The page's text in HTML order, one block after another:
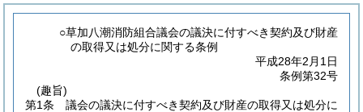
○草加八潮消防組合議会の議決に付すべき契約及び財産
の取得又は処分に関する条例
平成28年2月1日
条例第32号
(趣旨)
第1条
議会の議決に付すべき契約及び財産の取得又は処分に